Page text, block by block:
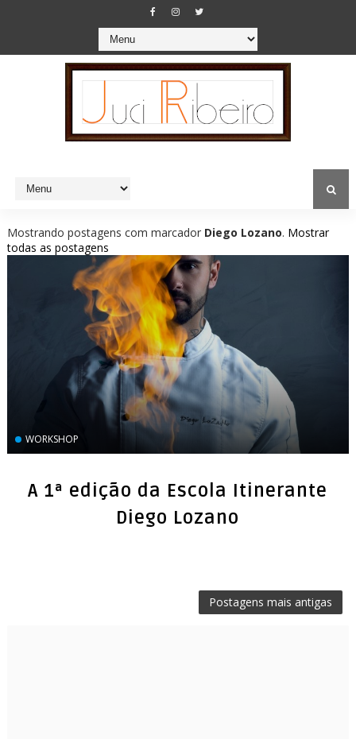
Mostrando postagens com marcador Diego Lozano. Mostrar
todas as postagens
WORKSHOP
A 1ª edição da Escola Itinerante
Diego Lozano
Postagens mais antigas